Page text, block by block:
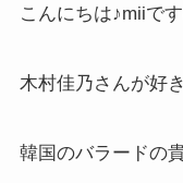
こんにちは♪miiで
木村佳乃さんが好
韓国のバラードの